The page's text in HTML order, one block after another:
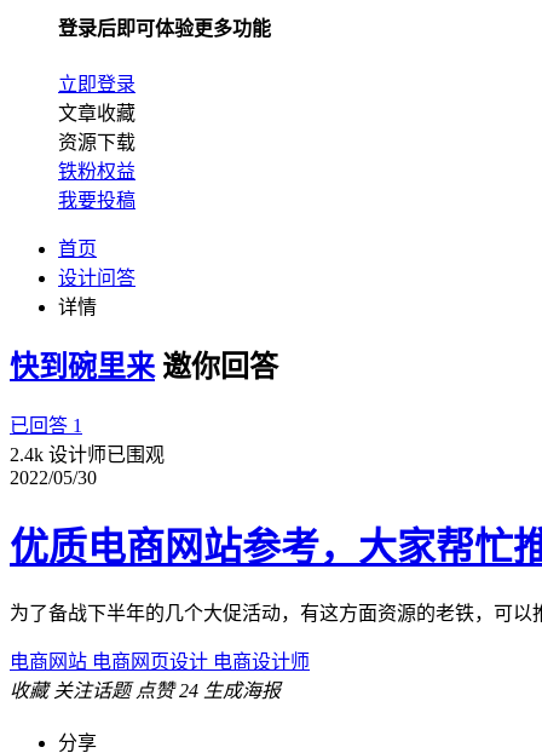
登录后即可体验更多功能
立即登录
文章收藏
资源下载
铁粉权益
我要投稿
首页
设计问答
详情
快到碗里来 邀你回答
已回答 1
2.4k 设计师已围观
2022/05/30
优质电商网站参考，大家帮忙
为了备战下半年的几个大促活动，有这方面资源的老铁，可
电商网站 电商网页设计 电商设计师
收藏 关注话题 点赞 24 生成海报
分享